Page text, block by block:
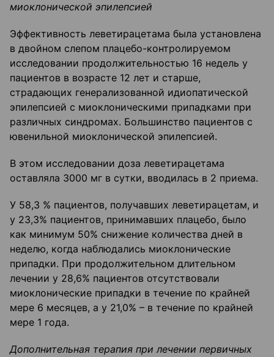
миоклонической эпилепсией
Эффективность леветирацетама была установлена
в двойном слепом плацебо-контролируемом
исследовании продолжительностью 16 недель у
пациентов в возрасте 12 лет и старше,
страдающих генерализованной идиопатической
эпилепсией с миоклоническими припадками при
различных синдромах. Большинство пациентов с
ювенильной миоклонической эпилепсией.
В этом исследовании доза леветирацетама
оставляла 3000 мг в сутки, вводилась в 2 приема.
У 58,3 % пациентов, получавших леветирацетам, и
у 23,3% пациентов, принимавших плацебо, было
как минимум 50% снижение количества дней в
неделю, когда наблюдались миоклонические
припадки. При продолжительном длительном
лечении у 28,6% пациентов отсутствовали
миоклонические припадки в течение по крайней
мере 6 месяцев, а у 21,0% – в течение по крайней
мере 1 года.
Дополнительная терапия при лечении первичных